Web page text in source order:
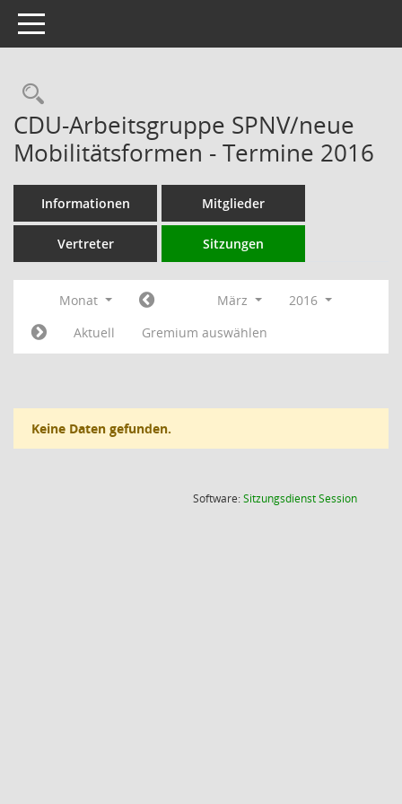
Toggle navigation
Rechercheauswahl
CDU-Arbeitsgruppe SPNV/neue
Mobilitätsformen - Termine 2016
Informationen Mitglieder
Vertreter Sitzungen
Monat März
2016
Aktuell
Gremium auswählen
Keine Daten gefunden.
Software:SitzungsdienstSession(Wird in